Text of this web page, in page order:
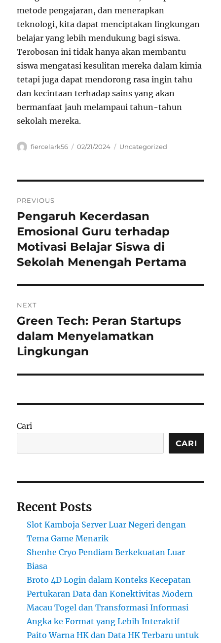
metode pengajaran, dan menerapkan
teknologi, kita dapat menciptakan lingkungan
belajar yang lebih mendukung bagi siswa.
Terobosan ini tidak hanya akan membantu
siswa mengatasi kesulitan mereka dalam kimia
tetapi juga dapat mendorong rasa ingin tahu
dan kecintaan terhadap sains yang akan
bermanfaat jauh melampaui tahun-tahun
sekolah mereka.
Author
fiercelark56
Posted
02/21/2024 Categories
Uncategorized
pos
PREVIOUS
Previous
post:
Pengaruh Kecerdasan
Emosional Guru terhadap
Motivasi Belajar Siswa di
Sekolah Menengah Pertama
NEXT
Next
post:
Green Tech: Peran Startups
dalam Menyelamatkan
Lingkungan
Cari
CARI
Recent Posts
Slot Kamboja Server Luar Negeri dengan
Tema Game Menarik
Shenhe Cryo Pendiam Berkekuatan Luar
Biasa
Broto 4D Login dalam Konteks Kecepatan
Pertukaran Data dan Konektivitas Modern
Macau Togel dan Transformasi Informasi
Angka ke Format yang Lebih Interaktif
Paito Warna HK dan Data HK Terbaru untuk